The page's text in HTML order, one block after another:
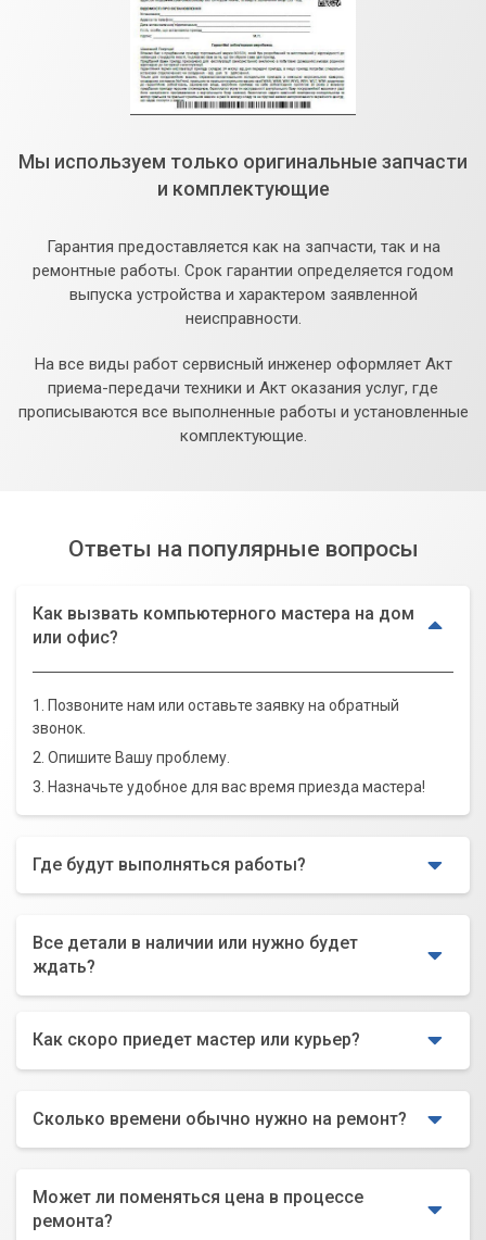
Мы используем только оригинальные запчасти
и комплектующие
Гарантия предоставляется как на запчасти, так и на
ремонтные работы. Срок гарантии определяется годом
выпуска устройства и характером заявленной
неисправности.
На все виды работ сервисный инженер оформляет Акт
приема-передачи техники и Акт оказания услуг, где
прописываются все выполненные работы и установленные
комплектующие.
Ответы на популярные вопросы
Как вызвать компьютерного мастера на дом
или офис?
1. Позвоните нам или оставьте заявку на обратный
звонок.
2. Опишите Вашу проблему.
3. Назначьте удобное для вас время приезда мастера!
Где будут выполняться работы?
Все детали в наличии или нужно будет
ждать?
Как скоро приедет мастер или курьер?
Сколько времени обычно нужно на ремонт?
Может ли поменяться цена в процессе
ремонта?